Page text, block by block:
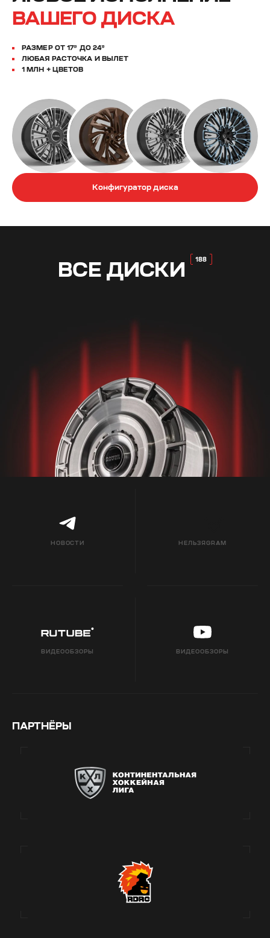
ВАШЕГО ДИСКА
РАЗМЕР ОТ 17” ДО 24”
ЛЮБАЯ РАСТОЧКА И ВЫЛЕТ
1 МЛН + ЦВЕТОВ
Конфигуратор диска
ВСЕ ДИСКИ
НОВОСТИ НЕЛЬЗЯGRAM
ВИДЕООБЗОРЫ ВИДЕООБЗОРЫ
ПАРТНЁРЫ